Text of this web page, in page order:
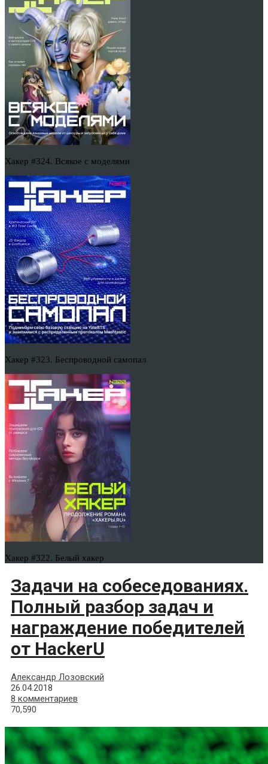
Хакер #324. Всякое с моделями
Хакер #323. Беспроводной самопал
Хакер #322. Белый хакер
Задачи на собеседованиях.
Полный разбор задач и
награждение победителей
от HackerU
Александр Лозовский
26.04.2018
8 комментариев
70,590